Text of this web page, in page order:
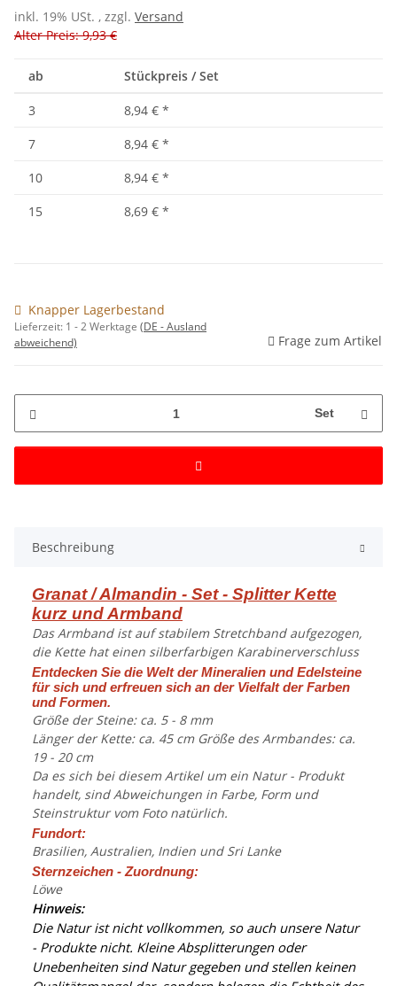
inkl. 19% USt. , zzgl. Versand
Alter Preis: 9,93 €
ab Stückpreis / Set
3 8,94 € *
7
8,94 € *
10
8,94 € *
15
8,69 € *
Knapper Lagerbestand
Lieferzeit: 1 - 2 Werktage (DE - Ausland
abweichend)
Frage zum Artikel
Set
Beschreibung
Granat / Almandin - Set - Splitter Kette
kurz und Armband
Das Armband ist auf stabilem Stretchband aufgezogen,
die Kette hat einen silberfarbigen Karabinerverschluss
Entdecken Sie die Welt der Mineralien und Edelsteine
für sich und erfreuen sich an der Vielfalt der Farben
und Formen.
Größe der Steine: ca. 5 - 8 mm
Länger der Kette: ca. 45 cm Größe des Armbandes: ca.
19 - 20 cm
Da es sich bei diesem Artikel um ein Natur - Produkt
handelt, sind Abweichungen in Farbe, Form und
Steinstruktur vom Foto natürlich.
Fundort:
Brasilien, Australien, Indien und Sri Lanke
Sternzeichen - Zuordnung:
Löwe
Hinweis:
Die Natur ist nicht vollkommen, so auch unsere Natur
- Produkte nicht. Kleine Absplitterungen oder
Unebenheiten sind Natur gegeben und stellen keinen